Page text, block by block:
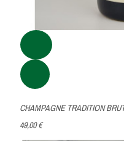
CHAMPAGNE TRADITION
49,00 €